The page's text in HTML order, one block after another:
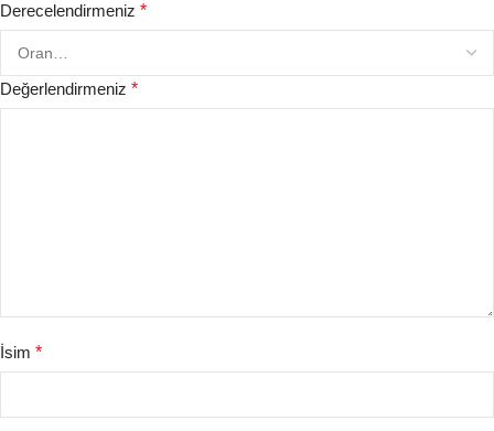
Derecelendirmeniz *
Değerlendirmeniz *
İsim *